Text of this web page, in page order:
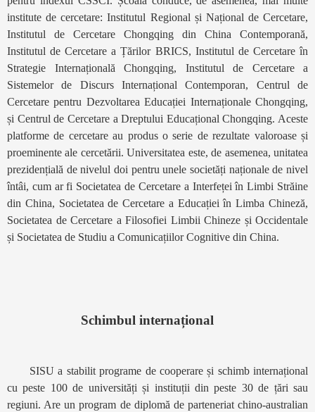
institute de cercetare: Institutul Regional și Național de Cercetare,
Institutul de Cercetare Chongqing din China Contemporană,
Institutul de Cercetare a Țărilor BRICS, Institutul de Cercetare în
Strategie Internațională Chongqing, Institutul de Cercetare a
Sistemelor de Discurs Internațional Contemporan, Centrul de
Cercetare pentru Dezvoltarea Educației Internaționale Chongqing,
și Centrul de Cercetare a Dreptului Educațional Chongqing. Aceste
platforme de cercetare au produs o serie de rezultate valoroase și
proeminente ale cercetării. Universitatea este, de asemenea, unitatea
prezidențială de nivelul doi pentru unele societăți naționale de nivel
întâi, cum ar fi Societatea de Cercetare a Interfeței în Limbi Străine
din China, Societatea de Cercetare a Educației în Limba Chineză,
Societatea de Cercetare a Filosofiei Limbii Chineze și Occidentale
și Societatea de Studiu a Comunicațiilor Cognitive din China.
Schimbul internațional
SISU a stabilit programe de cooperare și schimb internațional
cu peste 100 de universități și instituții din peste 30 de țări sau
regiuni. Are un program de diplomă de parteneriat chino-australian